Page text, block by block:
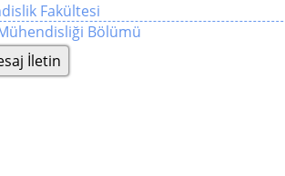
Fakültesi
Bölümü
İletin